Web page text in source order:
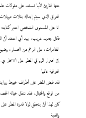
معها القارئ لأنها تستند على مقولات
العراق الذي سيتم إبداله بثلاث
انا على المستوى الشخصي اعتبر كتابته
فكل جديد غريب، بيد أني اعتقد أنّ
المغامرات، على الرغم من انحسار، وضيق
إنّ اصرار الروائي المطر على الابحار
العراقية عالمياَ
لقد قبض المطر على أطراف خيوط
من الواقع والخيال، فقد تنقل خياله
كان لهذا أنْ يتحقق لولا قدرة المطر
واقعية